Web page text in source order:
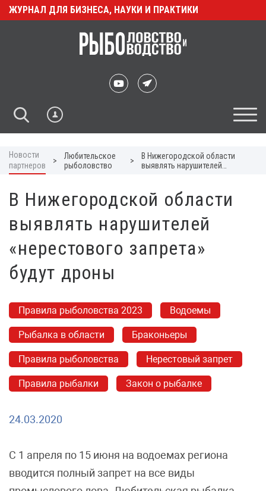
ЖУРНАЛ ДЛЯ БИЗНЕСА, НАУКИ И ПРАКТИКИ
Новости
партнеров
>
Любительское
рыболовство
>
В Нижегородской области
выявлять нарушителей
В Нижегородской области
выявлять нарушителей
«нерестового запрета»
будут дроны
Правила рыболовства 2023 Водоемы
Рыбалка в области Браконьеры
Правила рыболовства Нерестовый запрет
Правила рыбалки Закон о рыбалке
24.03.2020
С 1 апреля по 15 июня на водоемах региона
вводится полный запрет на все виды